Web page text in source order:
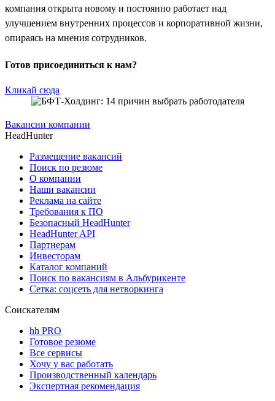
компания открыта новому и постоянно работает над
улучшением внутренних процессов и корпоративной жизни,
опираясь на мнения сотрудников.
Готов присоединиться к нам?
Кликай сюда
Вакансии компании
HeadHunter
Размещение вакансий
Поиск по резюме
О компании
Наши вакансии
Реклама на сайте
Требования к ПО
Безопасный HeadHunter
HeadHunter API
Партнерам
Инвесторам
Каталог компаний
Поиск по вакансиям в Альбурикенте
Сетка: соцсеть для нетворкинга
Соискателям
hh PRO
Готовое резюме
Все сервисы
Хочу у вас работать
Производственный календарь
Экспертная рекомендация